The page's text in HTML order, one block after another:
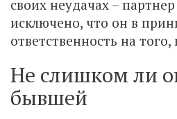
своих неудачах –
исключено, что он в
ответственность на
Не слишком ли
бывшей